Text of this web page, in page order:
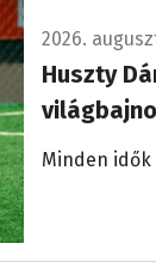
2026.
Huszty
Minden